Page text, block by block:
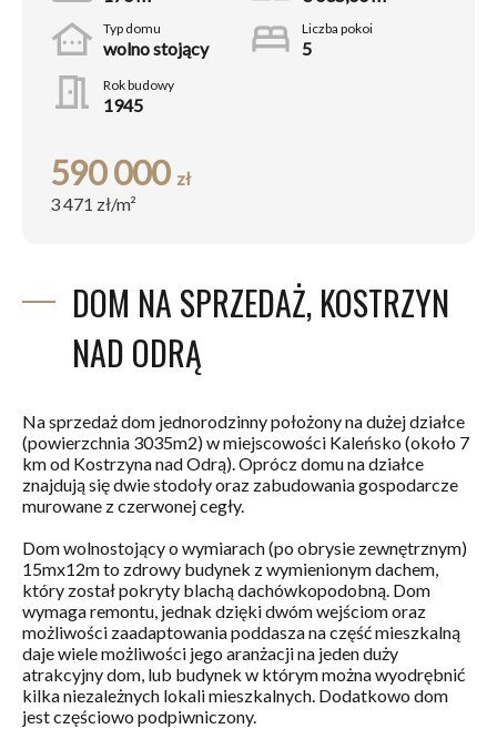
other_houses Typ domu
wolno stojący bed Liczba pokoi
5
meeting_room Rok budowy
1945
590 000 zł
3 471 zł/m²
DOM NA SPRZEDAŻ, KOSTRZYN
NAD ODRĄ
Na sprzedaż dom jednorodzinny położony na dużej działce
(powierzchnia 3035m2) w miejscowości Kaleńsko (około 7
km od Kostrzyna nad Odrą). Oprócz domu na działce
znajdują się dwie stodoły oraz zabudowania gospodarcze
murowane z czerwonej cegły.
Dom wolnostojący o wymiarach (po obrysie zewnętrznym)
15mx12m to zdrowy budynek z wymienionym dachem,
który został pokryty blachą dachówkopodobną. Dom
wymaga remontu, jednak dzięki dwóm wejściom oraz
możliwości zaadaptowania poddasza na część mieszkalną
daje wiele możliwości jego aranżacji na jeden duży
atrakcyjny dom, lub budynek w którym można wyodrębnić
kilka niezależnych lokali mieszkalnych. Dodatkowo dom
jest częściowo podpiwniczony.